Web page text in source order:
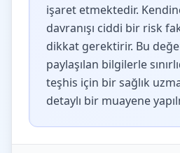
işaret etmektedir.
davranışı ciddi bir risk
dikkat gerektirir. Bu
paylaşılan bilgilerle
teşhis için bir sağlık
detaylı bir muayene